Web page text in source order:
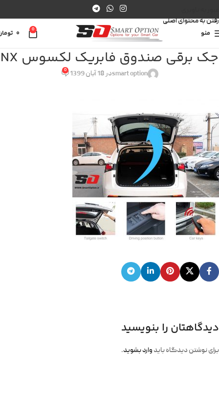
رفتن به محتوای اصلی
منو
0
جک برقی صندوق فابریک لکسوس NX
smart optionدر 18 آبان 1399 0
دیدگاهتان را بنویسید
برای نوشتن دیدگاه باید وارد بشوید.